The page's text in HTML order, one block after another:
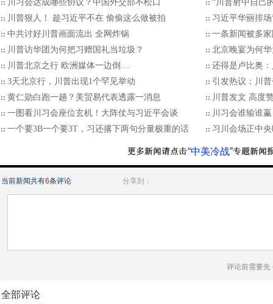
川习会达成哪些协议？中国外交部不松口
“川普射中自己
川普狠人！ 趁习近平不在 偷偷这么做被拍
习近平华丽排
中共讨好川普画面流出 全网炸锅
一条新闻被多
川普访华团为何把习赠国礼当垃圾？
北京晚宴为何
川普北京之行 欧洲媒体一边倒....
还得是卢比奥
3天北京行，川普出现1个罕见举动
引发热议：川
黄仁勋白跑一趟？美贸易代表透露一消息
川普发文 高度
一图看川习会座位玄机！大阵仗与习近平会谈
川习会谁输谁
一个要3B一个要3T，习还撂下两句分量极重的话
习川会场正中
“中美冷战”
当前新闻共有6条评论 分享到：
评论前需要先
全部评论